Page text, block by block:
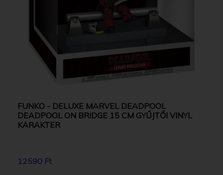
FUNKO - DELUXE MARVEL DEADPOOL
DEADPOOL ON BRIDGE 15 CM GYŰJTŐI VINYL
KARAKTER
12590 Ft